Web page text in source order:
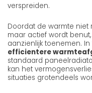
verspreiden.
Doordat de warmte
maar actief wordt
aanzienlijk toenemen.
efficientere
standaard
kan het
situaties grotendeels